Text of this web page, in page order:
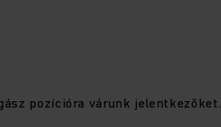
pozícióra várunk jelentkezőket.